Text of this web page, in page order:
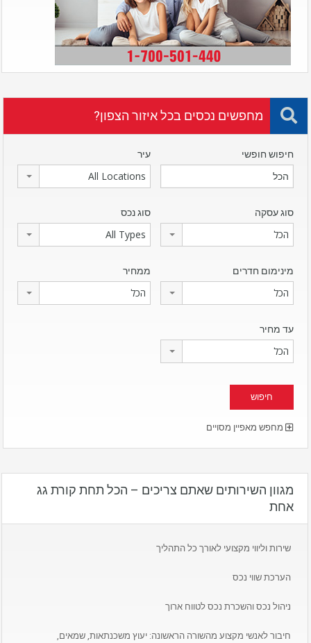
מחפשים נכסים בכל איזור הצפון?
חיפוש חופשי עיר
All Locations
סוג עסקה
הכל
סוג נכס
All Types
מינימום חדרים
הכל
ממחיר
הכל
עד מחיר
הכל
מחפש מאפיין מסויים
מגוון השירותים שאתם צריכים – הכל תחת קורת גג
אחת
שירות וליווי מקצועי לאורך כל התהליך
הערכת שווי נכס
ניהול נכס והשכרת נכס לטווח ארוך
חיבור לאנשי מקצוע מהשורה הראשונה: יעוץ משכנתאות, שמאים,